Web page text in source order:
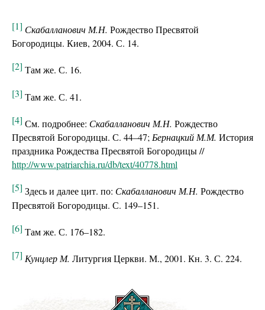
[1] Скабалланович М.Н. Рождество Пресвятой
Богородицы. Киев, 2004. С. 14.
[2] Там же. С. 16.
[3] Там же. С. 41.
[4] См. подробнее: Скабалланович М.Н. Рождество
Пресвятой Богородицы. С. 44–47;Бернацкий М.М. История
праздника Рождества Пресвятой Богородицы //
http://www.patriarchia.ru/db/text/40778.html
[5] Здесь и далее цит. по: Скабалланович М.Н. Рождество
Пресвятой Богородицы. С. 149–151.
[6] Там же. С. 176–182.
[7] Кунцлер М. Литургия Церкви. М., 2001. Кн. 3. С. 224.